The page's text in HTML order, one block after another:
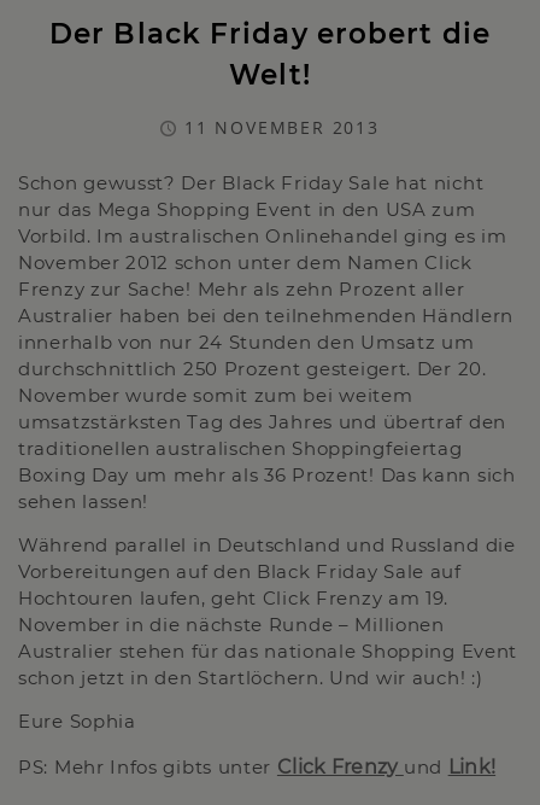
Der Black Friday erobert die
Welt!
11 NOVEMBER 2013
Schon gewusst? Der Black Friday Sale hat nicht
nur das Mega Shopping Event in den USA zum
Vorbild. Im australischen Onlinehandel ging es im
November 2012 schon unter dem Namen Click
Frenzy zur Sache! Mehr als zehn Prozent aller
Australier haben bei den teilnehmenden Händlern
innerhalb von nur 24 Stunden den Umsatz um
durchschnittlich 250 Prozent gesteigert. Der 20.
November wurde somit zum bei weitem
umsatzstärksten Tag des Jahres und übertraf den
traditionellen australischen Shoppingfeiertag
Boxing Day um mehr als 36 Prozent! Das kann sich
sehen lassen!
Während parallel in Deutschland und Russland die
Vorbereitungen auf den Black Friday Sale auf
Hochtouren laufen, geht Click Frenzy am 19.
November in die nächste Runde – Millionen
Australier stehen für das nationale Shopping Event
schon jetzt in den Startlöchern. Und wir auch! :)
Eure Sophia
PS: Mehr Infos gibts unter Click Frenzy und Link!